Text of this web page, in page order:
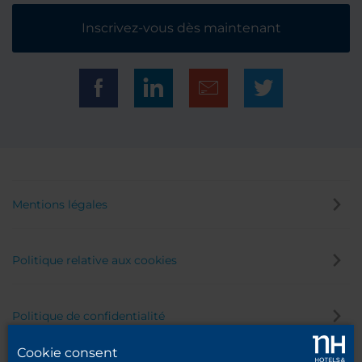
Inscrivez-vous dès maintenant
Mentions légales
Politique relative aux cookies
Politique de confidentialité
Cookie consent